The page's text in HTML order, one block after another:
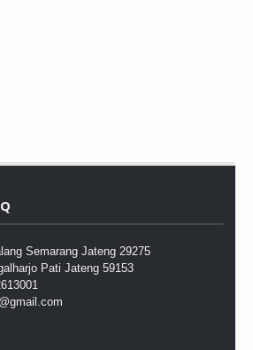
Semarang Jateng 29275
Pati Jateng 59153